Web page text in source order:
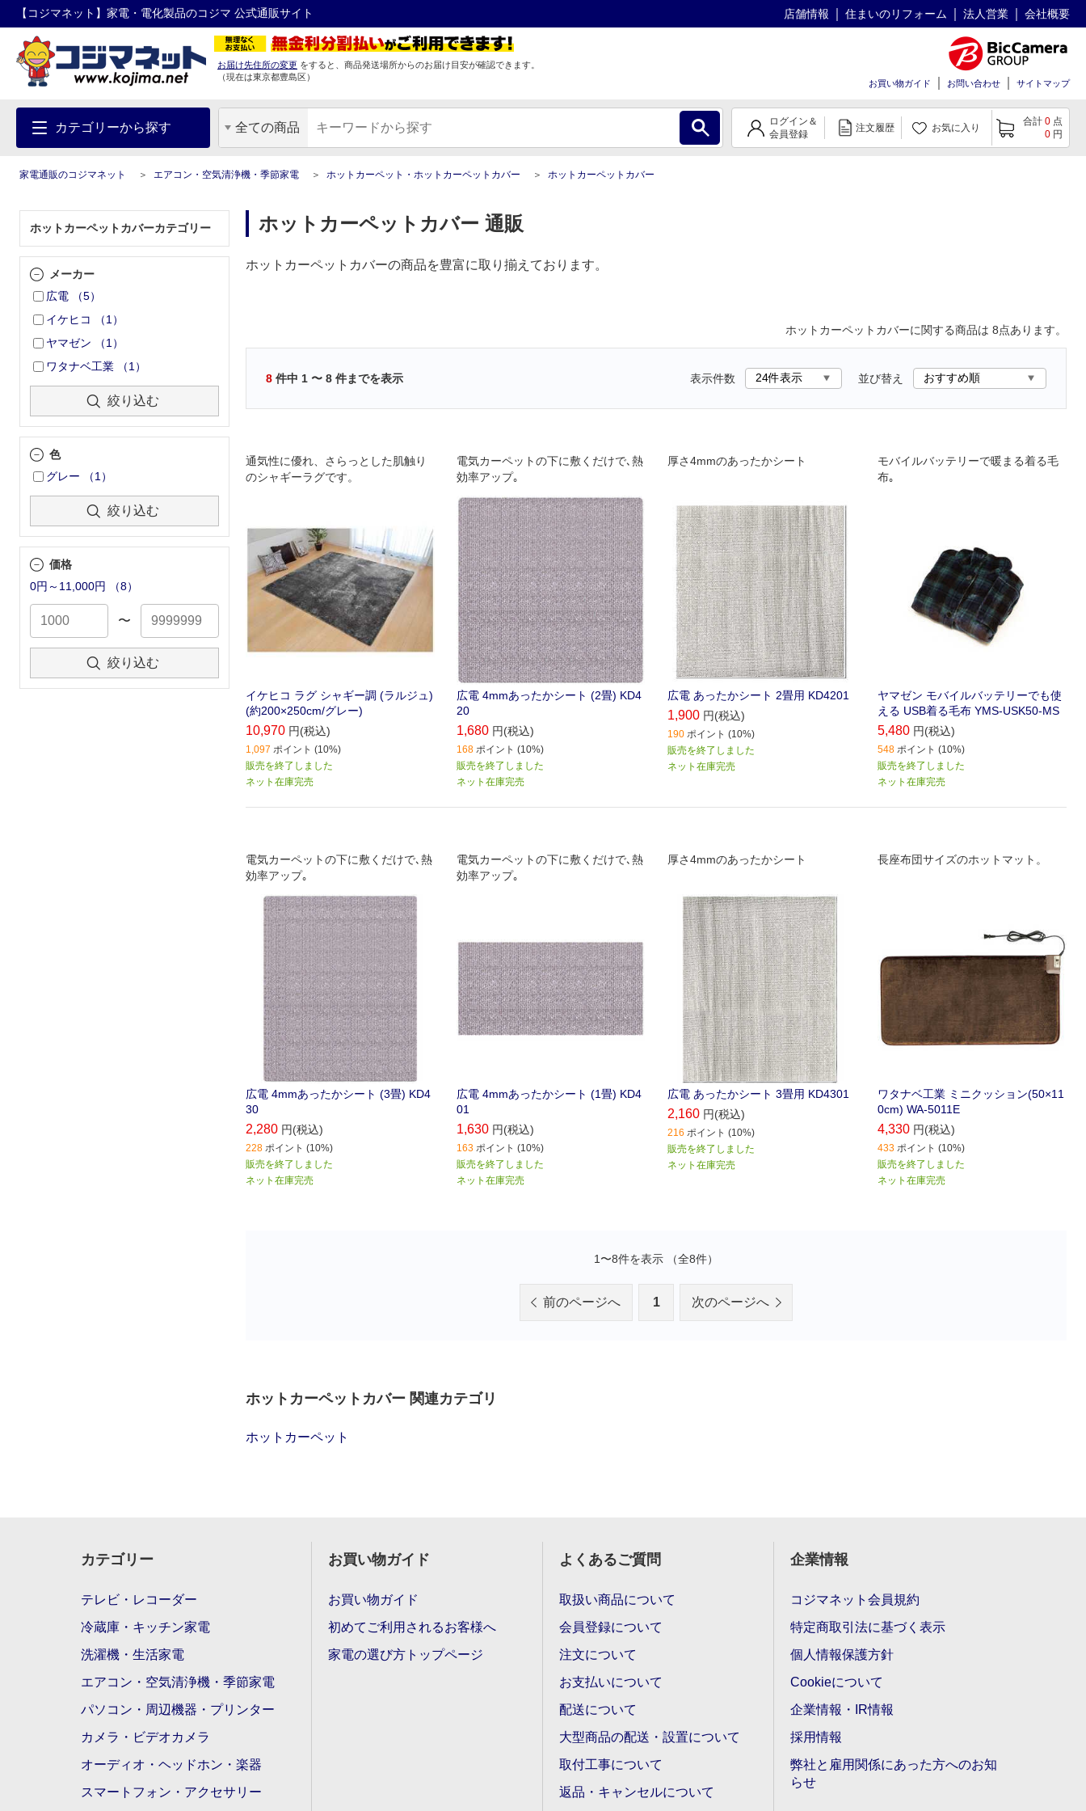
【コジマネット】家電・電化製品のコジマ 公式通販サイト 店舗情報 住まいのリフォーム 法人営業 会社概要
お届け先住所の変更 をすると、商品発送場所からのお届け目安が確認できます。
（現在は東京都豊島区）
お買い物ガイド お問い合わせ サイトマップ
カテゴリーから探す 全ての商品
ログイン＆
会員登録
注文履歴 お気に入り
合計 0 点
0 円
家電通販のコジマネット エアコン・空気清浄機・季節家電 ホットカーペット・ホットカーペットカバー ホットカーペットカバー
ホットカーペットカバーカテゴリー
メーカー
広電
（5）
イケヒコ
（1 ）
ヤマゼン
（1 ）
ワタナベ工業
（1 ）
絞り込む
色
グレー
（1 ）
絞り込む
価格
0円～11,000円
（8）
〜
絞り込む
ホットカーペットカバー 通販
ホットカーペットカバーの商品を豊富に取り揃えております。
ホットカーペットカバーに関する商品は 8点あります。
8 件中 1 〜 8 件までを表示 表示件数 並び替え
通気性に優れ、さらっとした肌触り
のシャギーラグです。
イケヒコ ラグ シャギー調 (ラルジュ)
(約200×250cm/グレー)
10,970 円(税込)
1,097 ポイント (10%)
販売を終了しました
ネット在庫完売
電気カーペットの下に敷くだけで､熱
効率アップ｡
広電 4mmあったかシート (2畳) KD4
20
1,680 円(税込)
168 ポイント (10%)
販売を終了しました
ネット在庫完売
厚さ4mmのあったかシート
広電 あったかシート 2畳用 KD4201
1,900 円(税込)
190 ポイント (10%)
販売を終了しました
ネット在庫完売
モバイルバッテリーで暖まる着る毛
布｡
ヤマゼン モバイルバッテリーでも使
える USB着る毛布 YMS-USK50-MS
5,480 円(税込)
548 ポイント (10%)
販売を終了しました
ネット在庫完売
電気カーペットの下に敷くだけで､熱
効率アップ｡
広電 4mmあったかシート (3畳) KD4
30
2,280 円(税込)
228 ポイント (10%)
販売を終了しました
ネット在庫完売
電気カーペットの下に敷くだけで､熱
効率アップ｡
広電 4mmあったかシート (1畳) KD4
01
1,630 円(税込)
163 ポイント (10%)
販売を終了しました
ネット在庫完売
厚さ4mmのあったかシート
広電 あったかシート 3畳用 KD4301
2,160 円(税込)
216 ポイント (10%)
販売を終了しました
ネット在庫完売
長座布団サイズのホットマット。
ワタナベ工業 ミニクッション(50×11
0cm) WA-5011E
4,330 円(税込)
433 ポイント (10%)
販売を終了しました
ネット在庫完売
1〜8件を表示 （全8件）
前のページへ 1 次のページへ
ホットカーペットカバー 関連カテゴリ
ホットカーペット
カテゴリー
テレビ・レコーダー
冷蔵庫・キッチン家電
洗濯機・生活家電
エアコン・空気清浄機・季節家電
パソコン・周辺機器・プリンター
カメラ・ビデオカメラ
オーディオ・ヘッドホン・楽器
スマートフォン・アクセサリー
お買い物ガイド
お買い物ガイド
初めてご利用されるお客様へ
家電の選び方トップページ
よくあるご質問
取扱い商品について
会員登録について
注文について
お支払いについて
配送について
大型商品の配送・設置について
取付工事について
返品・キャンセルについて
企業情報
コジマネット会員規約
特定商取引法に基づく表示
個人情報保護方針
Cookieについて
企業情報・IR情報
採用情報
弊社と雇用関係にあった方へのお知
らせ